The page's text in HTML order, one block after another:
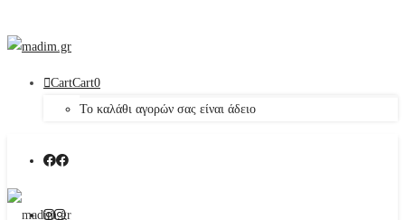
CartCart0
Το καλάθι αγορών σας είναι άδειο